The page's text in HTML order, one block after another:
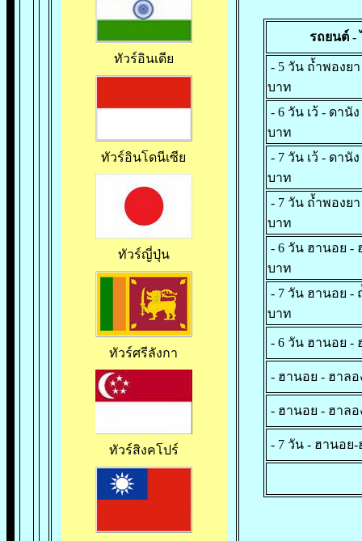
ทัวร์อินเดีย
ทัวร์อินโดนีเซีย
ทัวร์ญี่ปุ่น
ทัวร์ศรีลังกา
ทัวร์สิงคโปร
รถยนต์ -
- 5 วัน ถ้ำพอง
บาท
- 6 วัน เว้ - ดา
บาท
- 7 วัน เว้ - ดานั
บาท
- 7 วัน ถ้ำพองย
บาท
- 6 วัน ฮานอย -
บาท
- 7 วัน ฮานอย -
บาท
- 6 วัน ฮานอย -
- ฮานอย - ฮาลอ
- ฮานอย - ฮาลอ
- 7 วัน - ฮานอย-